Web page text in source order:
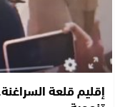
إقليم قلعة